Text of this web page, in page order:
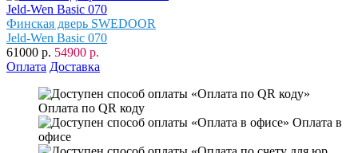
Финская дверь SWEDOOR
Jeld-Wen Basic 070
61000 р. 54900 р.
Оплата Доставка
Оплата по QR коду
Оплата в
офисе